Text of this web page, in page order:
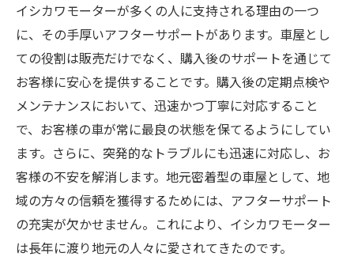
イシカワモーターが多くの人に支持される理由の一つ
に、その手厚いアフターサポートがあります。車屋とし
ての役割は販売だけでなく、購入後のサポートを通じて
お客様に安心を提供することです。購入後の定期点検や
メンテナンスにおいて、迅速かつ丁寧に対応すること
で、お客様の車が常に最良の状態を保てるようにしてい
ます。さらに、突発的なトラブルにも迅速に対応し、お
客様の不安を解消します。地元密着型の車屋として、地
域の方々の信頼を獲得するためには、アフターサポート
の充実が欠かせません。これにより、イシカワモーター
は長年に渡り地元の人々に愛されてきたのです。